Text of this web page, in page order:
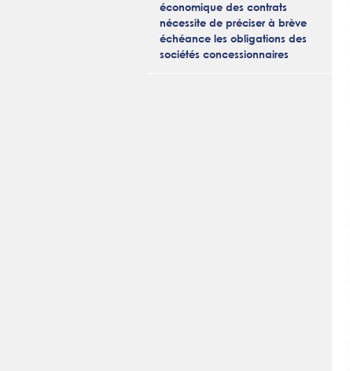
économique des contrats
nécessite de préciser à brève
échéance les obligations des
sociétés concessionnaires